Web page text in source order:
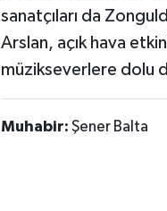
sanatçıları da
Arslan, açık hava
müzikseverlere dolu
Muhabir: Şener Balta